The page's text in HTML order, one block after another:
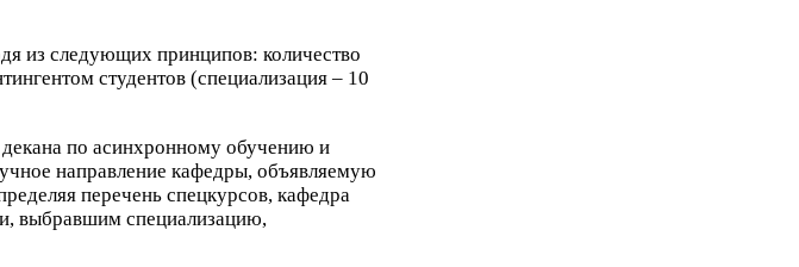
из следующих принципов: количество
студентов (специализация – 10
декана по асинхронному обучению и
направление кафедры, объявляемую
перечень спецкурсов, кафедра
выбравшим специализацию,